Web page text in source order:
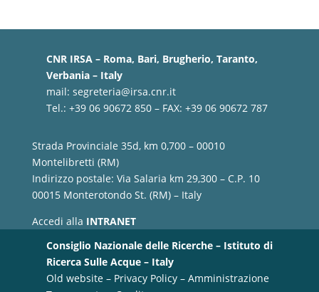
CNR IRSA – Roma, Bari, Brugherio, Taranto,
Verbania – Italy
mail: segreteria@irsa.cnr.it
Tel.: +39 06 90672 850 – FAX: +39 06 90672 787
Strada Provinciale 35d, km 0,700 – 00010
Montelibretti (RM)
Indirizzo postale: Via Salaria km 29,300 – C.P. 10
00015 Monterotondo St. (RM) – Italy
Accedi alla INTRANET
Consiglio Nazionale delle Ricerche – Istituto di
Ricerca Sulle Acque – Italy
Old website– Privacy Policy– Amministrazione